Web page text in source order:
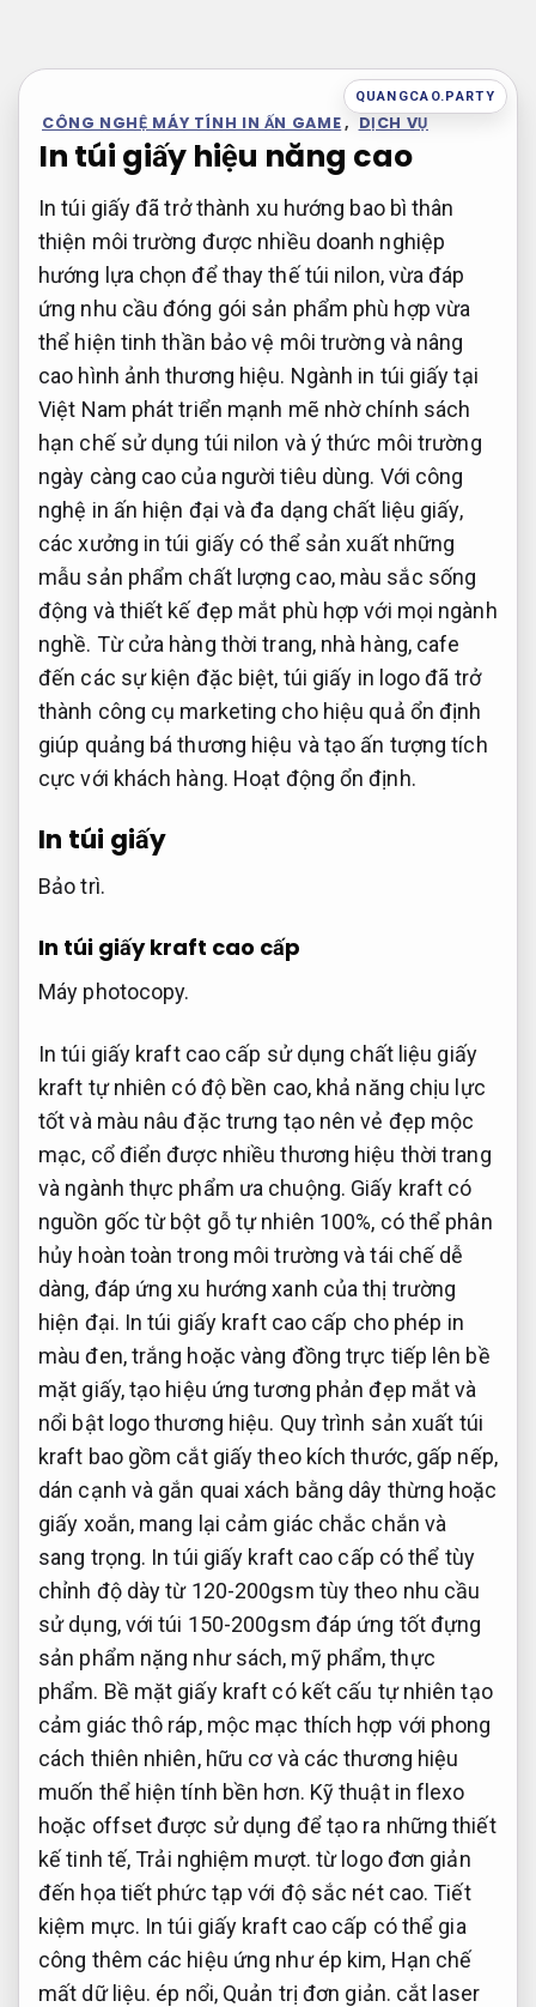
nội
dung
QUANGCAO.PARTY
CÔNG NGHỆ MÁY TÍNH IN ẤN GAME, DỊCH VỤ
In túi giấy hiệu năng cao
In túi giấy đã trở thành xu hướng bao bì thân
thiện môi trường được nhiều doanh nghiệp
hướng lựa chọn để thay thế túi nilon, vừa đáp
ứng nhu cầu đóng gói sản phẩm phù hợp vừa
thể hiện tinh thần bảo vệ môi trường và nâng
cao hình ảnh thương hiệu. Ngành in túi giấy tại
Việt Nam phát triển mạnh mẽ nhờ chính sách
hạn chế sử dụng túi nilon và ý thức môi trường
ngày càng cao của người tiêu dùng. Với công
nghệ in ấn hiện đại và đa dạng chất liệu giấy,
các xưởng in túi giấy có thể sản xuất những
mẫu sản phẩm chất lượng cao, màu sắc sống
động và thiết kế đẹp mắt phù hợp với mọi ngành
nghề. Từ cửa hàng thời trang, nhà hàng, cafe
đến các sự kiện đặc biệt, túi giấy in logo đã trở
thành công cụ marketing cho hiệu quả ổn định
giúp quảng bá thương hiệu và tạo ấn tượng tích
cực với khách hàng. Hoạt động ổn định.
In túi giấy
Bảo trì.
In túi giấy kraft cao cấp
Máy photocopy.
In túi giấy kraft cao cấp sử dụng chất liệu giấy
kraft tự nhiên có độ bền cao, khả năng chịu lực
tốt và màu nâu đặc trưng tạo nên vẻ đẹp mộc
mạc, cổ điển được nhiều thương hiệu thời trang
và ngành thực phẩm ưa chuộng. Giấy kraft có
nguồn gốc từ bột gỗ tự nhiên 100%, có thể phân
hủy hoàn toàn trong môi trường và tái chế dễ
dàng, đáp ứng xu hướng xanh của thị trường
hiện đại. In túi giấy kraft cao cấp cho phép in
màu đen, trắng hoặc vàng đồng trực tiếp lên bề
mặt giấy, tạo hiệu ứng tương phản đẹp mắt và
nổi bật logo thương hiệu. Quy trình sản xuất túi
kraft bao gồm cắt giấy theo kích thước, gấp nếp,
dán cạnh và gắn quai xách bằng dây thừng hoặc
giấy xoắn, mang lại cảm giác chắc chắn và
sang trọng. In túi giấy kraft cao cấp có thể tùy
chỉnh độ dày từ 120-200gsm tùy theo nhu cầu
sử dụng, với túi 150-200gsm đáp ứng tốt đựng
sản phẩm nặng như sách, mỹ phẩm, thực
phẩm. Bề mặt giấy kraft có kết cấu tự nhiên tạo
cảm giác thô ráp, mộc mạc thích hợp với phong
cách thiên nhiên, hữu cơ và các thương hiệu
muốn thể hiện tính bền hơn. Kỹ thuật in flexo
hoặc offset được sử dụng để tạo ra những thiết
kế tinh tế,Trải nghiệm mượt. từ logo đơn giản
đến họa tiết phức tạp với độ sắc nét cao.Tiết
kiệm mực. In túi giấy kraft cao cấp có thể gia
công thêm các hiệu ứng như ép kim, Hạn chế
mất dữ liệu. ép nổi, Quản trị đơn giản. cắt laser